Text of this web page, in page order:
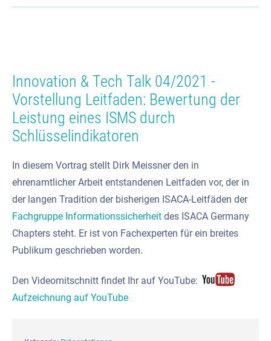
Innovation & Tech Talk 04/2021 -
Vorstellung Leitfaden: Bewertung der
Leistung eines ISMS durch
Schlüsselindikatoren
In diesem Vortrag stellt Dirk Meissner den in
ehrenamtlicher Arbeit entstandenen Leitfaden vor, der in
der langen Tradition der bisherigen ISACA-Leitfäden der
Fachgruppe Informationssicherheit des ISACA Germany
Chapters steht. Er ist von Fachexperten für ein breites
Publikum geschrieben worden.
Den Videomitschnitt findet Ihr auf YouTube:
Aufzeichnung auf YouTube